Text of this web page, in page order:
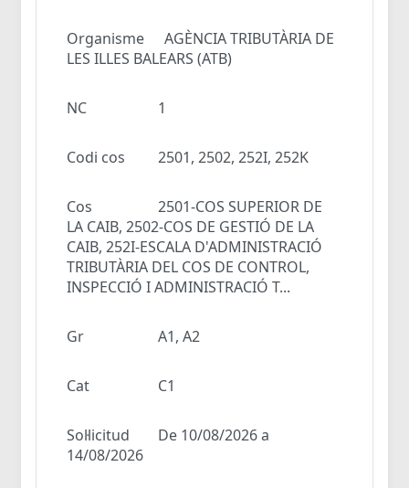
Organisme
AGÈNCIA TRIBUTÀRIA DE
LES ILLES BALEARS (ATB)
NC 1
Codi cos 2501, 2502, 252I, 252K
Cos
2501-COS SUPERIOR DE
LA CAIB, 2502-COS DE GESTIÓ DE LA
CAIB, 252I-ESCALA D'ADMINISTRACIÓ
TRIBUTÀRIA DEL COS DE CONTROL,
INSPECCIÓ I ADMINISTRACIÓ T...
Gr A1, A2
Cat C1
Sol·licitud
De 10/08/2026 a
14/08/2026